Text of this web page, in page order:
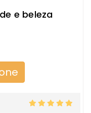
e beleza